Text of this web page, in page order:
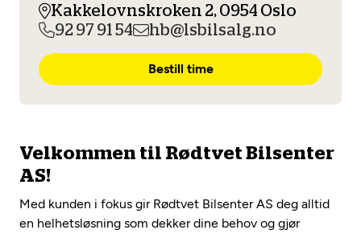
Diagnose/Feilsøking
Se alle (52) tjenester her
Les mer
Fritt verkstedvalg
Mobilitetsgaranti
Opprett en konto
Kakkelovnskroken 2, 0954 Oslo
92 97 91 54
hb@lsbilsalg.no
Bestill time
Velkommen til Rødtvet Bilsenter
AS!
Med kunden i fokus gir Rødtvet Bilsenter AS deg alltid
en helhetsløsning som dekker dine behov og gjør